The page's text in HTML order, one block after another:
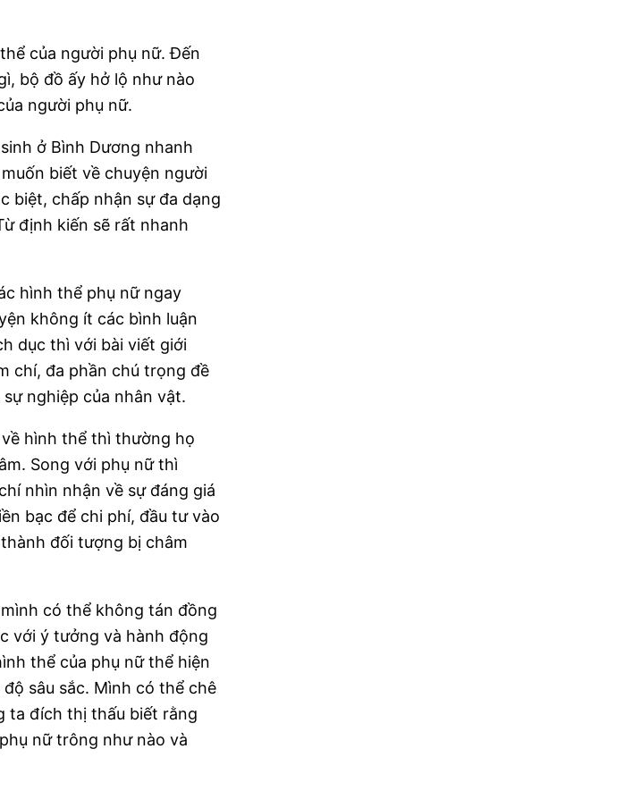
của người phụ nữ. Đến
bộ đồ ấy hở lộ như nào
người phụ nữ.
ở Bình Dương nhanh
biết về chuyện người
biệt, chấp nhận sự đa dạng
định kiến sẽ rất nhanh
hình thể phụ nữ ngay
không ít các bình luận
dục thì với bài viết giới
chí, đa phần chú trọng đề
nghiệp của nhân vật.
hình thể thì thường họ
Song với phụ nữ thì
nhìn nhận về sự đáng giá
bạc để chi phí, đầu tư vào
đối tượng bị châm
có thể không tán đồng
với ý tưởng và hành động
thể của phụ nữ thể hiện
sâu sắc. Mình có thể chê
ta đích thị thấu biết rằng
nữ trông như nào và